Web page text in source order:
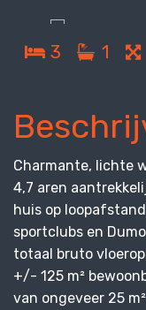
3 1
Charmante, lichte
4,7 aren
huis op
sportclubs en
totaal bruto
+/- 125 m²
van ongeveer 25